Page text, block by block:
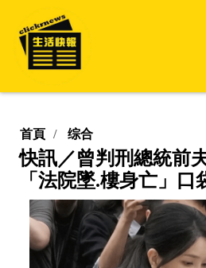
首頁 综合
快訊／曾判刑總統前
「法院墜.樓身亡」口